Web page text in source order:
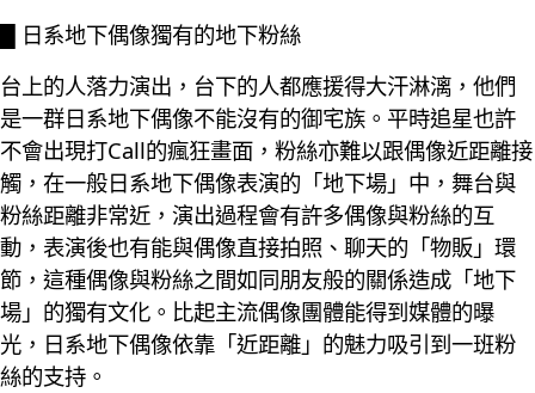
█ 日系地下偶像獨有的地下粉絲
台上的人落力演出，台下的人都應援得大汗淋漓，他們
是一群日系地下偶像不能沒有的御宅族。平時追星也許
不會出現打Call的瘋狂畫面，粉絲亦難以跟偶像近距離接
觸，在一般日系地下偶像表演的「地下場」中，舞台與
粉絲距離非常近，演出過程會有許多偶像與粉絲的互
動，表演後也有能與偶像直接拍照、聊天的「物販」環
節，這種偶像與粉絲之間如同朋友般的關係造成「地下
場」的獨有文化。比起主流偶像團體能得到媒體的曝
光，日系地下偶像依靠「近距離」的魅力吸引到一班粉
絲的支持。